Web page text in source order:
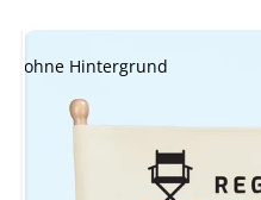
ohne Hintergrund
mit Hintergrund